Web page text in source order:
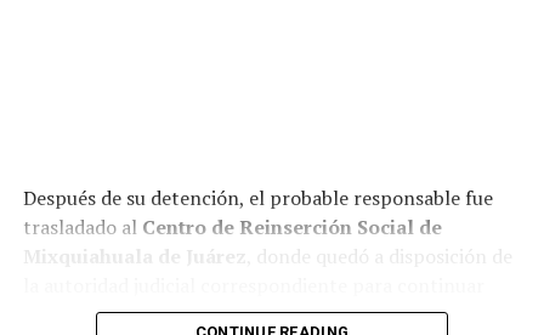
Después de su detención, el probable responsable fue
trasladado al Centro de Reinserción Social de
Mixquiahuala de Juárez
, donde quedó a disposición de
con el proceso legal.